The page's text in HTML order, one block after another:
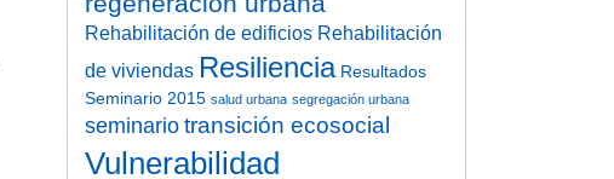
Rehabilitación de edificios Rehabilitación
de viviendas Resiliencia Resultados
Seminario 2015 salud urbana segregación urbana
seminario transición ecosocial
Vulnerabilidad